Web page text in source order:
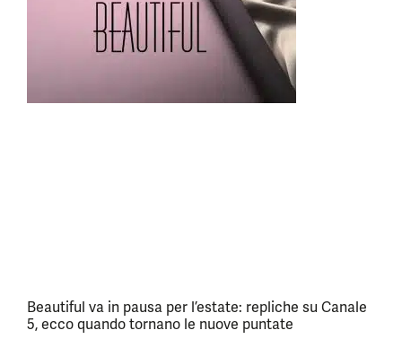
Beautiful va in pausa per l’estate: repliche su Canale
5, ecco quando tornano le nuove puntate